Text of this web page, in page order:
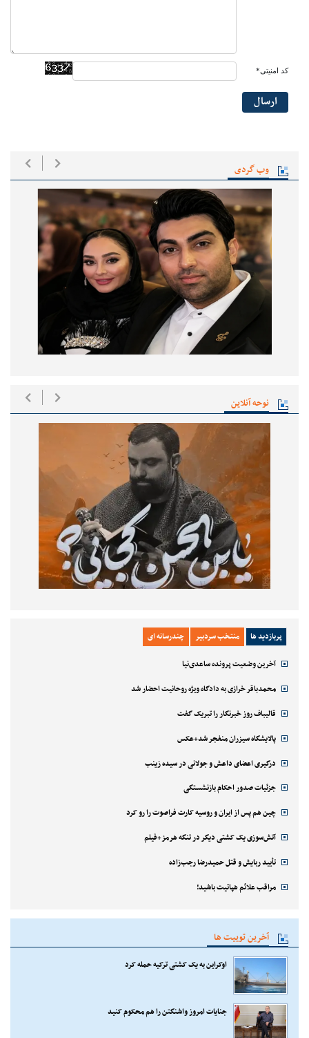
وب گردی
نوحه آنلاین
پربازدید ها منتخب سردبیر چندرسانه ای
آخرین وضعیت پرونده ساعدی‌نیا
محمدباقر خرازی به دادگاه ویژه روحانیت احضار شد
قالیباف روز خبرنگار را تبریک گفت
پالایشگاه سیزران منفجر شد+عکس
درگیری اعضای داعش و جولانی در سیده زینب
جزئیات صدور احکام بازنشستگی
چین هم پس از ایران و روسیه کارت فراصوت را رو کرد
آتش‌سوزی یک کشتی دیگر در تنگه هرمز+فیلم
تأیید ربایش و قتل حمیدرضا رجب‌زاده
مراقب علائم هپاتیت باشید!
آخرین توییت ها
اوکراین به یک کشتی ترکیه حمله کرد
جنایات امروز واشنگتن را هم محکوم کنید
کد امنیتی*
ارسال